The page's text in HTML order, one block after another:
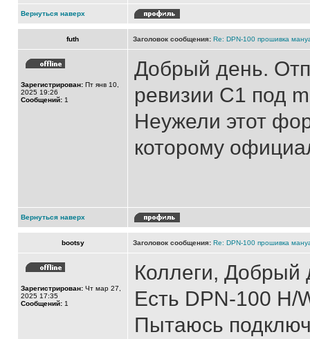
Вернуться наверх
futh Заголовок сообщения: Re: DPN-100 прошивка
Зарегистрирован: Пт янв 10,
2025 19:26
Сообщений: 1
Добрый день.
ревизии C1 под
Неужели этот
которому
Вернуться наверх
bootsy Заголовок сообщения: Re: DPN-100 прошивка
Зарегистрирован: Чт мар 27,
2025 17:35
Сообщений: 1
Коллеги, Добрый
Есть DPN-100 H/
Пытаюсь